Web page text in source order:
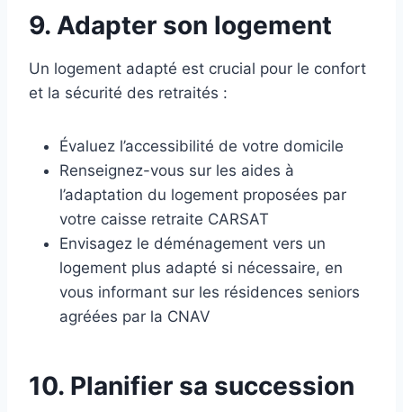
9. Adapter son logement
Un logement adapté est crucial pour le confort
et la sécurité des retraités :
Évaluez l’accessibilité de votre domicile
Renseignez-vous sur les aides à
l’adaptation du logement proposées par
votre caisse retraite CARSAT
Envisagez le déménagement vers un
logement plus adapté si nécessaire, en
vous informant sur les résidences seniors
agréées par la CNAV
10. Planifier sa succession